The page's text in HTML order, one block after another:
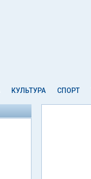
КУЛЬТУРА СПОРТ